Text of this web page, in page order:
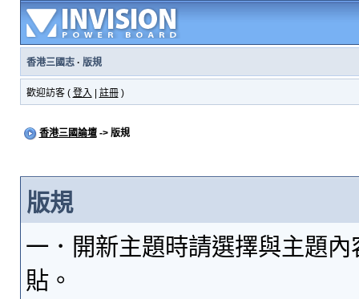
香港三國志· 版規
歡迎訪客 ( 登入 註冊)
香港三國論壇-> 版規
版規
一．開新主題時請選擇與主題
貼。